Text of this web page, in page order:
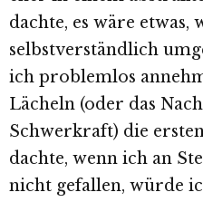
dachte, es wäre etwas,
selbstverständlich
ich problemlos
Lächeln (oder das
Schwerkraft) die
dachte, wenn ich an
nicht gefallen, würde